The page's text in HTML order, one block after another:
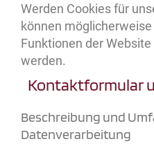
Werden Cookies für
können
Funktionen der
werden.
Kontaktformular
Beschreibung und
Datenverarbeitung